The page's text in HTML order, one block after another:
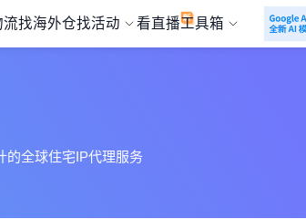
流找海外仓找活动 看直播工具箱
的全球住宅IP代理服务